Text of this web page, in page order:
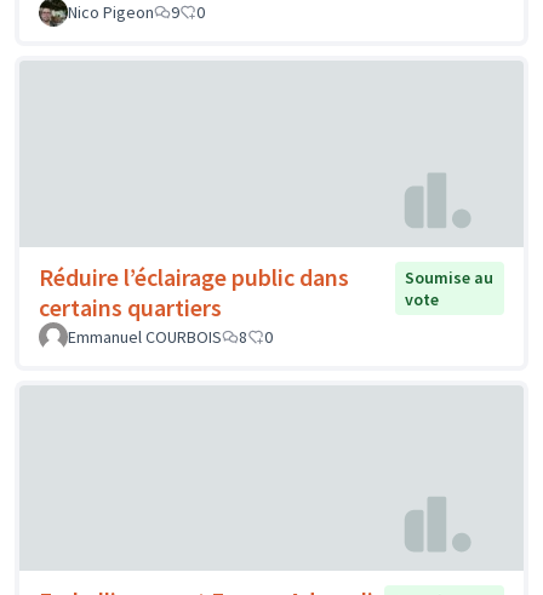
Nico Pigeon
9 0
Réduire l’éclairage public dans
certains quartiers
Soumise au
vote
Emmanuel COURBOIS
8 0